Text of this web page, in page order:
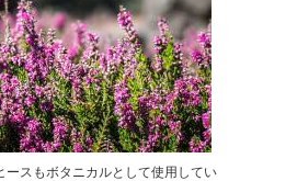
ースもボタニカルとして使用してい